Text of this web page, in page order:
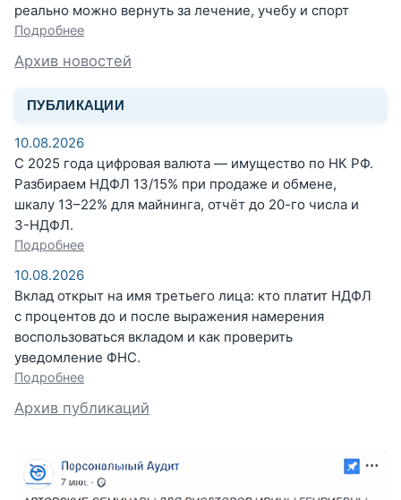
реально можно вернуть за лечение, учебу и спорт
Подробнее
Архив новостей
ПУБЛИКАЦИИ
10.08.2026
С 2025 года цифровая валюта — имущество по НК РФ.
Разбираем НДФЛ 13/15% при продаже и обмене,
шкалу 13–22% для майнинга, отчёт до 20-го числа и
3-НДФЛ.
Подробнее
10.08.2026
Вклад открыт на имя третьего лица: кто платит НДФЛ
с процентов до и после выражения намерения
воспользоваться вкладом и как проверить
уведомление ФНС.
Подробнее
Архив публикаций